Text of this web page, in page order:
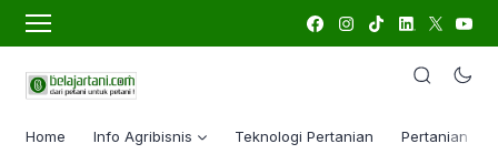
Home Info Agribisnis Teknologi Pertanian Pertanian